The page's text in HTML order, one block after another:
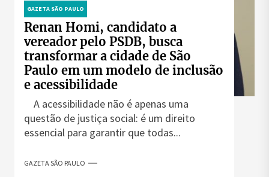
GAZETA SÃO PAULO
Renan Homi, candidato a
vereador pelo PSDB, busca
transformar a cidade de São
Paulo em um modelo de inclusão
e acessibilidade
A acessibilidade não é apenas uma
questão de justiça social: é um direito
essencial para garantir que todas...
GAZETA SÃO PAULO